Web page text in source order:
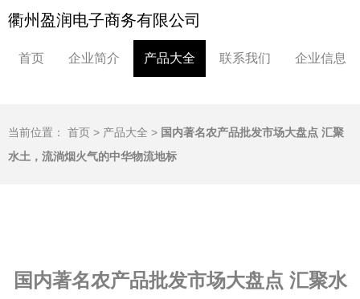
衢州盈润电子商务有限公司
首页 企业简介 产品大全 联系我们 企业信息
当前位置： 首页 > 产品大全 > 国内著名农产品批发市场大盘点 汇聚
水土，流淌烟火气的中华物流地标
国内著名农产品批发市场大盘点 汇聚水